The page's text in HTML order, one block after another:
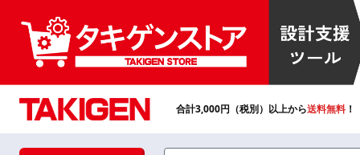
合計3,000円（税別）以上から送料無料